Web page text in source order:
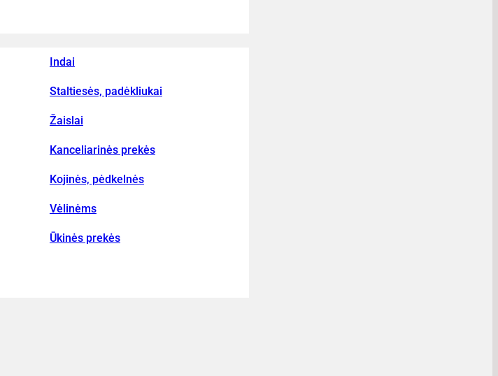
Indai
Staltiesės, padėkliukai
Žaislai
Kanceliarinės prekės
Kojinės, pėdkelnės
Vėlinėms
Ūkinės prekės